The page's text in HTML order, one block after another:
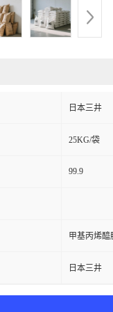
日本三井
25KG/袋
99.9
甲基丙烯醯
日本三井